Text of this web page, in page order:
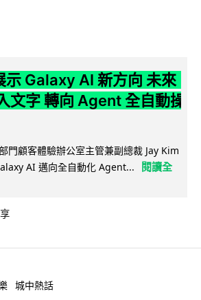
Galaxy AI 新方向 未來
文字 轉向 Agent 全自動操
門顧客體驗辦公室主管兼副總裁 Jay Kim
AI 邁向全自動化 Agent...
閱讀全
城中熱話